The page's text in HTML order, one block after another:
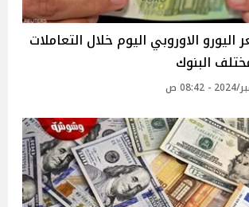
الاوروبي اليوم خلال التعاملات
البنوك